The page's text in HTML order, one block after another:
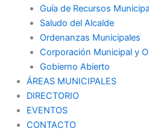
Guía de Recursos
Saludo del Alcalde
Ordenanzas Municipales
Corporación Municipal y
Gobierno Abierto
ÁREAS MUNICIPALES
DIRECTORIO
EVENTOS
CONTACTO